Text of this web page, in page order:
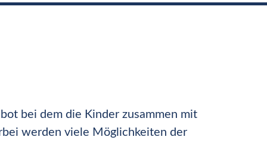
bei dem die Kinder zusammen mit
werden viele Möglichkeiten der